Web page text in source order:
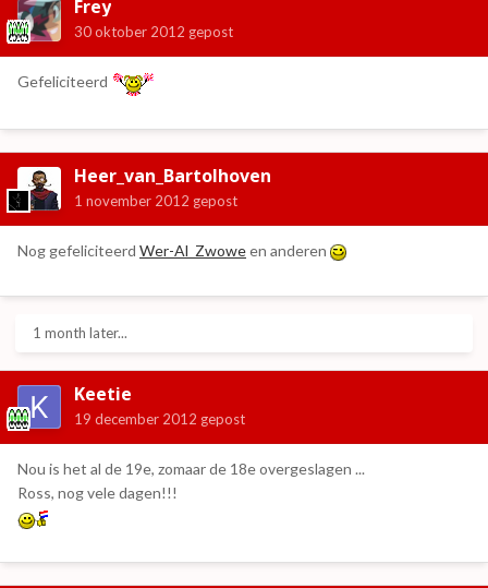
Frey
30 oktober 2012 gepost
Gefeliciteerd
Heer_van_Bartolhoven
1 november 2012 gepost
Nog gefeliciteerd Wer-Al_Zwoween anderen
1 month later...
Keetie
19 december 2012 gepost
Nou is het al de 19e, zomaar de 18e overgeslagen ...
Ross, nog vele dagen!!!